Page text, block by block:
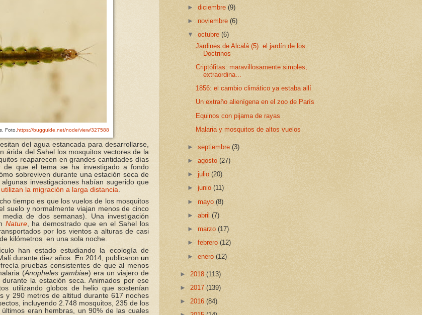
. Foto. https://bugguide.net/node/view/327588
del agua estancada para desarrollarse,
árida del Sahel los mosquitos vectores de la
reaparecen en grandes cantidades días
de que el tema se ha investigado a fondo
sobreviven durante una estación seca de
investigaciones habían sugerido que
utilizan la migración a larga distancia.
tiempo es que los vuelos de los mosquitos
suelo y normalmente viajan menos de cinco
de dos semanas). Una investigación
Nature, ha demostrado que en el Sahel los
por los vientos a alturas de casi
kilómetros en una sola noche.
han estado estudiando la ecología de
durante diez años. En 2014, publicaron un
pruebas consistentes de que al menos
(Anopheles gambiae) era un viajero de
la estación seca. Animados por ese
utilizando globos de helio que sostenían
y 290 metros de altitud durante 617 noches
incluyendo 2.748 mosquitos, 235 de los
eran hembras, un 90% de las cuales
►diciembre(9)
► noviembre(6)
▼octubre(6)
Jardines de Alcalá (5): el jardín de los
Doctrinos
Criptófitas: maravillosamente simples,
extraordina...
1856: el cambio climático ya estaba allí
Un extraño alienígena en el zoo de París
Equinos con pijama de rayas
Malaria y mosquitos de altos vuelos
►septiembre(3)
►agosto(27)
►julio(20)
► junio(11)
►mayo(8)
►abril(7)
► marzo(17)
►febrero(12)
►enero(12)
► 2018 (113)
► 2017 (139)
► 2016 (84)